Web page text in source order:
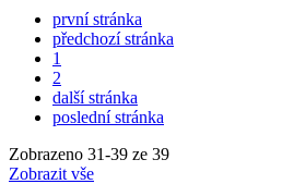
první stránka
předchozí stránka
1
2
další stránka
poslední stránka
Zobrazeno 31-39 ze 39
Zobrazit vše